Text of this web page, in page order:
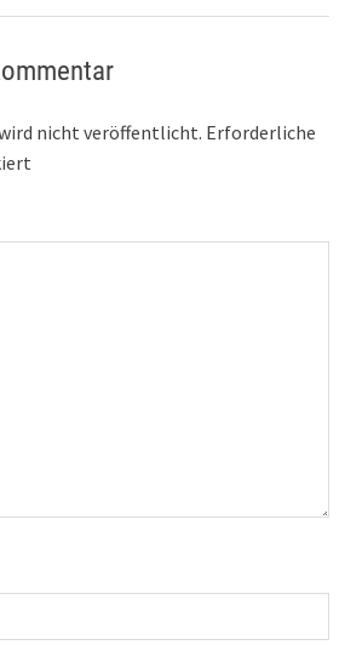
nicht veröffentlicht. Erforderliche